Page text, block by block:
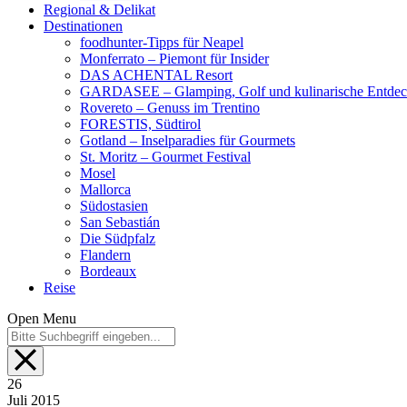
Regional & Delikat
Destinationen
foodhunter-Tipps für Neapel
Monferrato – Piemont für Insider
DAS ACHENTAL Resort
GARDASEE – Glamping, Golf und kulinarische
Rovereto – Genuss im Trentino
FORESTIS, Südtirol
Gotland – Inselparadies für Gourmets
St. Moritz – Gourmet Festival
Mosel
Mallorca
Südostasien
San Sebastián
Die Südpfalz
Flandern
Bordeaux
Reise
Open Menu
26
Juli 2015